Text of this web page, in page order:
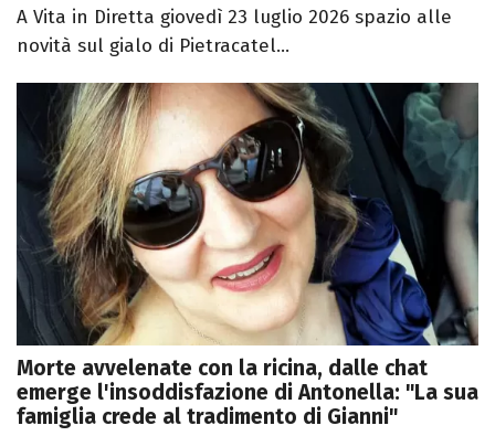
A Vita in Diretta giovedì 23 luglio 2026 spazio alle
novità sul gialo di Pietracatel...
Morte avvelenate con la ricina, dalle chat
emerge l'insoddisfazione di Antonella: "La sua
famiglia crede al tradimento di Gianni"